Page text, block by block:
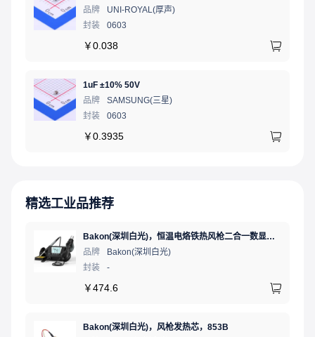
品牌
UNI-ROYAL(厚声)
封装
0603
￥0.038
1uF ±10% 50V
品牌
SAMSUNG(三星)
封装
0603
￥0.3935
精选工业品推荐
Bakon(深圳白光)，恒温电烙铁热风枪二合一数显可调温大功率无铅拆焊台，BK881（新老款交替发货）
品牌
Bakon(深圳白光)
封装
-
￥474.6
Bakon(深圳白光)，风枪发热芯，853B